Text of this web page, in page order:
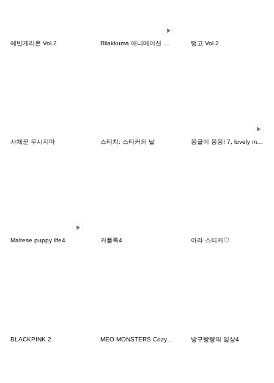
에반게리온 Vol.2 탱고 Vol.2
사채꾼 우시지마 스티치: 스티커의 날 몽글이 몽몽! 7, lovely mongmong
Maltese puppy life4 커플톡4 아라 스티커♡
BLACKPINK 2 방구빵빵의 일상4